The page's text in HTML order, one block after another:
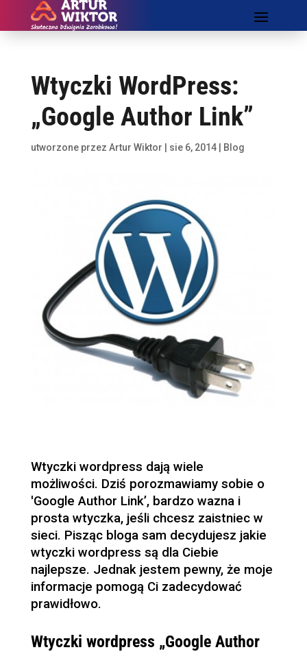
Wtyczki WordPress:
„Google Author Link”
utworzone przez Artur Wiktor sie 6, 2014| Blog
Wtyczki wordpress dają wiele
możliwości. Dziś porozmawiamy sobie o
'Google Author Link’, bardzo wazna i
prosta wtyczka, jeśli chcesz zaistniec w
sieci. Pisząc bloga sam decydujesz jakie
wtyczki wordpress są dla Ciebie
najlepsze. Jednak jestem pewny, że moje
informacje pomogą Ci zadecydować
prawidłowo.
Wtyczki wordpress „Google Author